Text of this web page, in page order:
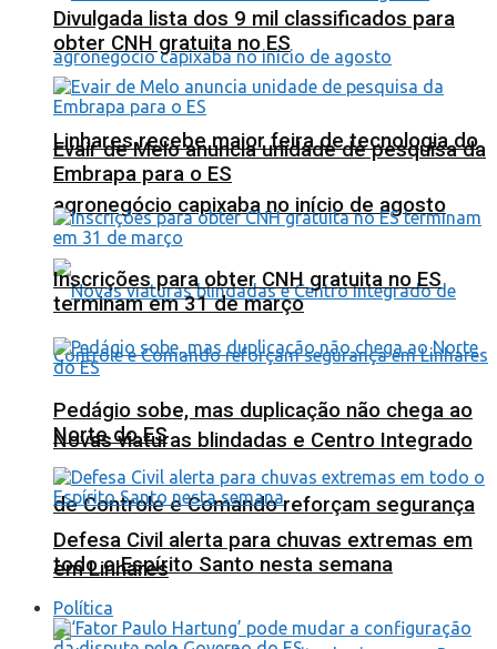
Linhares recebe maior feira de tecnologia do
agronegócio capixaba no início de agosto
Novas viaturas blindadas e Centro Integrado
de Controle e Comando reforçam segurança
em Linhares
Divulgada lista dos 9 mil classificados para
obter CNH gratuita no ES
Evair de Melo anuncia unidade de pesquisa da
Embrapa para o ES
Inscrições para obter CNH gratuita no ES
terminam em 31 de março
Pedágio sobe, mas duplicação não chega ao
Norte do ES
Defesa Civil alerta para chuvas extremas em
todo o Espírito Santo nesta semana
Política